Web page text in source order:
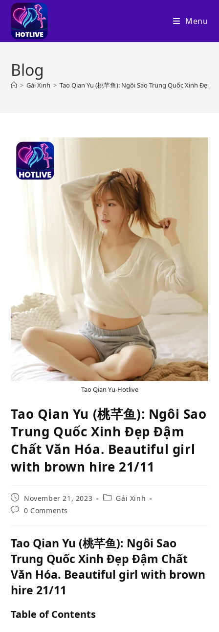
Skip
content
Menu
Blog
> Gái Xinh > Tao Qian Yu (桃芊鱼): Ngôi Sao Trung Quốc Xinh
Tao Qian Yu-Hotlive
Tao Qian Yu (桃芊鱼): Ngôi Sao
Trung Quốc Xinh Đẹp Đậm
Chất Văn Hóa. Beautiful girl
with brown hire 21/11
Post
published:
November 21, 2023
PostGái Xinh
Post0 Comments
Tao Qian Yu (桃芊鱼): Ngôi Sao
Trung Quốc Xinh Đẹp Đậm Chất
Văn Hóa. Beautiful girl with brown
hire 21/11
Table of Contents